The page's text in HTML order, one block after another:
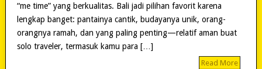
“me time” yang berkualitas. Bali jadi pilihan favorit karena
lengkap banget: pantainya cantik, budayanya unik, orang-
orangnya ramah, dan yang paling penting—relatif aman buat
solo traveler, termasuk kamu para […]
Read More